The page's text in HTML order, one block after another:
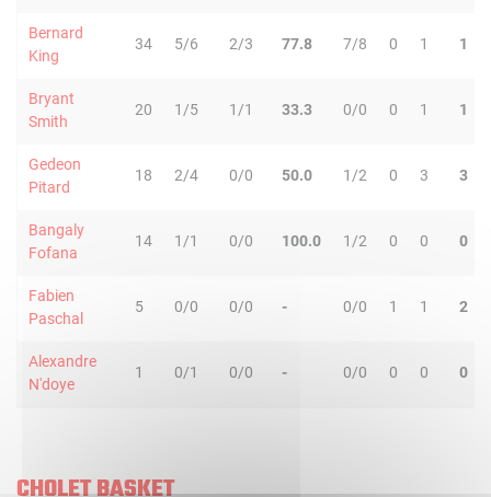
Bernard
King
34 5/6 2/3 77.8 7/8 0 1 1
Bryant
Smith
20 1/5 1/1 33.3 0/0 0 1 1
Gedeon
Pitard
18 2/4 0/0 50.0 1/2 0 3 3
Bangaly
Fofana
14 1/1 0/0 100.0 1/2 0 0 0
Fabien
Paschal
5 0/0 0/0 - 0/0 1 1 2
Alexandre
N'doye
1 0/1 0/0 - 0/0 0 0 0
CHOLET BASKET